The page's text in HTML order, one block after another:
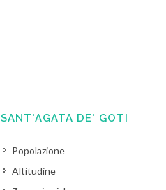
SANT'AGATA DE' GOTI
Popolazione
Altitudine